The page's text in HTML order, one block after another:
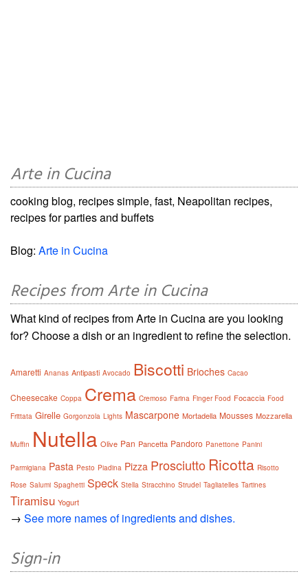
Arte in Cucina
cooking blog, recipes simple, fast, Neapolitan recipes,
recipes for parties and buffets
Blog: Arte in Cucina
Recipes from Arte in Cucina
What kind of recipes from Arte in Cucina are you looking
for? Choose a dish or an ingredient to refine the selection.
Amaretti Ananas Antipasti Avocado Biscotti Brioches Cacao
Cheesecake Coppa Crema Cremoso Farina Finger Food Focaccia Food
Frittata Girelle Gorgonzola Lights Mascarpone Mortadella Mousses Mozzarella
Muffin Nutella Olive Pan Pancetta Pandoro Panettone Panini
Parmigiana Pasta Pesto Piadina Pizza Prosciutto Ricotta Risotto
Rose Salumi Spaghetti Speck Stella Stracchino Strudel Tagliatelles Tartines
Tiramisu Yogurt
→ See more names of ingredients and dishes.
Sign-in